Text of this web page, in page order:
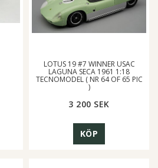
LOTUS 19 #7 WINNER USAC
LAGUNA SECA 1961 1:18
TECNOMODEL ( NR 64 OF 65 PIC
)
3 200 SEK
KÖP